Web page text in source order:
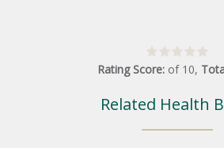
Rating Score: of 10,
Related Health